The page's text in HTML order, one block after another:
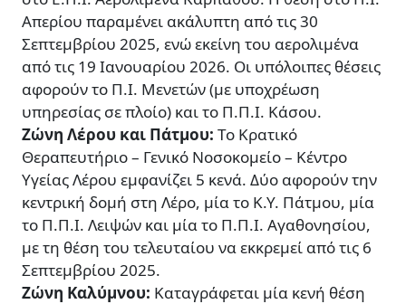
Απερίου παραμένει ακάλυπτη από τις 30
Σεπτεμβρίου 2025, ενώ εκείνη του αερολιμένα
από τις 19 Ιανουαρίου 2026. Οι υπόλοιπες θέσεις
αφορούν το Π.Ι. Μενετών (με υποχρέωση
υπηρεσίας σε πλοίο) και το Π.Π.Ι. Κάσου.
Ζώνη Λέρου και Πάτμου: Το Κρατικό
Θεραπευτήριο – Γενικό Νοσοκομείο – Κέντρο
Υγείας Λέρου εμφανίζει 5 κενά. Δύο αφορούν την
κεντρική δομή στη Λέρο, μία το Κ.Υ. Πάτμου, μία
το Π.Π.Ι. Λειψών και μία το Π.Π.Ι. Αγαθονησίου,
με τη θέση του τελευταίου να εκκρεμεί από τις 6
Σεπτεμβρίου 2025.
Ζώνη Καλύμνου: Καταγράφεται μία κενή θέση